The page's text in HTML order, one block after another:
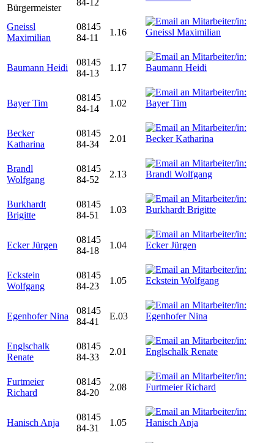
Bürgermeister
84-12
Gneissl
Maximilian
08145
84-11
1.16
Baumann Heidi
08145
84-13
1.17
Bayer Tim
08145
84-14
1.02
Becker
Katharina
08145
84-34
2.01
Brandl
Wolfgang
08145
84-52
2.13
Burkhardt
Brigitte
08145
84-51
1.03
Ecker Jürgen
08145
84-18
1.04
Eckstein
Wolfgang
08145
84-23
1.05
Egenhofer Nina
08145
84-41
E.03
Englschalk
Renate
08145
84-33
2.01
Furtmeier
Richard
08145
84-20
2.08
Hanisch Anja
08145
84-31
1.05